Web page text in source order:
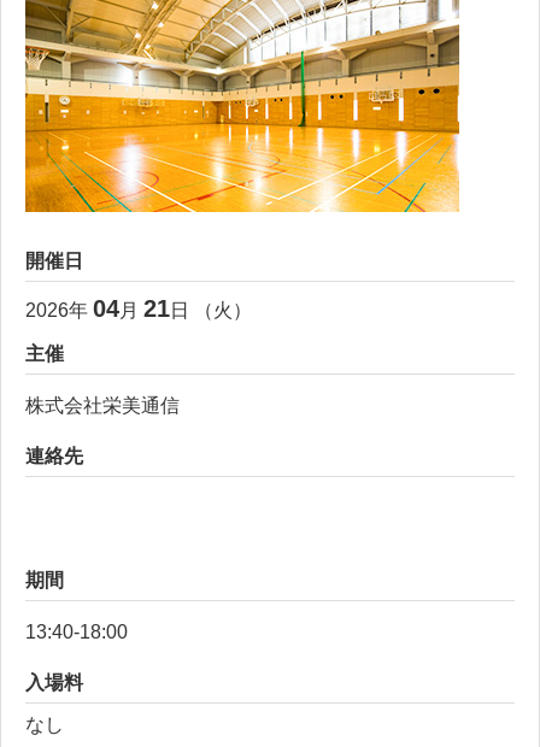
開催日
2026年 04月 21日 （火 ）
主催
株式会社栄美通信
連絡先
期間
13:40-18:00
入場料
なし